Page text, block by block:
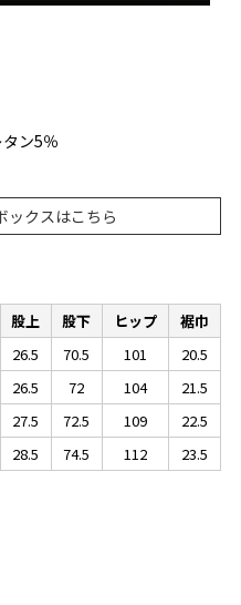
ン5％
ックスはこちら
股上 股下 ヒップ
裾巾
26.5 70.5 101
20.5
26.5 72 104
21.5
27.5 72.5 109
22.5
28.5 74.5 112 23.5